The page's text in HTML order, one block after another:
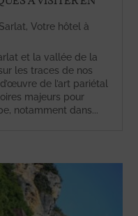
,Votre hôtel à
et la vallée de la
les traces de nos
de l’art pariétal
majeurs pour
notamment dans...